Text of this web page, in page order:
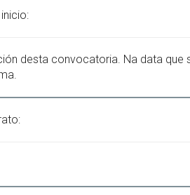
desta convocatoria. Na data que